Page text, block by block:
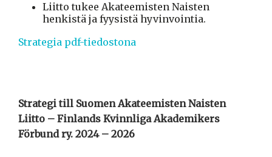
Liitto tukee Akateemisten Naisten
henkistä ja fyysistä hyvinvointia.
Strategia pdf-tiedostona
Strategi till Suomen Akateemisten Naisten
Liitto – Finlands Kvinnliga Akademikers
Förbund ry. 2024 – 2026